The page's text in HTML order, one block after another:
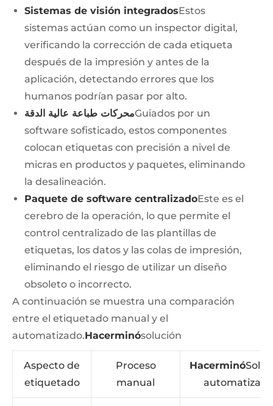
Sistemas de visión integradosEstos
sistemas actúan como un inspector digital,
verificando la corrección de cada etiqueta
después de la impresión y antes de la
aplicación, detectando errores que los
humanos podrían pasar por alto.
محركات طباعة عالية الدقةGuiados por un
software sofisticado, estos componentes
colocan etiquetas con precisión a nivel de
micras en productos y paquetes, eliminando
la desalineación.
Paquete de software centralizadoEste es el
cerebro de la operación, lo que permite el
control centralizado de las plantillas de
etiquetas, los datos y las colas de impresión,
eliminando el riesgo de utilizar un diseño
obsoleto o incorrecto.
A continuación se muestra una comparación
entre el etiquetado manual y el
automatizado.Hacerminósolución
Aspecto de
etiquetado
Proceso
manual
Hacerminó
automatizada